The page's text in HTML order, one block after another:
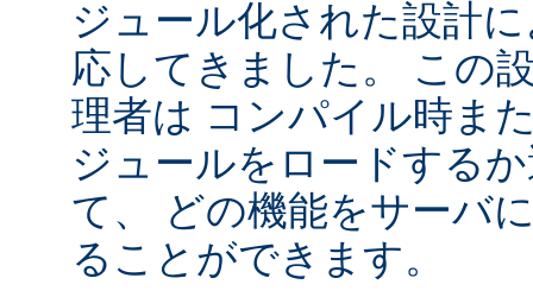
ジュール化された設計
応してきました。 この
理者は コンパイル時ま
ジュールをロードする
て、 どの機能をサーバ
ることができます。